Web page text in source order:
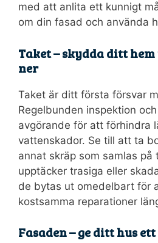
med att anlita ett kunnigt
om din fasad och använda
Taket – skydda ditt
ner
Taket är ditt första försvar
Regelbunden inspektion och
avgörande för att förhindra
vattenskador. Se till att ta
annat skräp som samlas på
upptäcker trasiga eller
de bytas ut omedelbart för
kostsamma reparationer
Fasaden – ge ditt hus